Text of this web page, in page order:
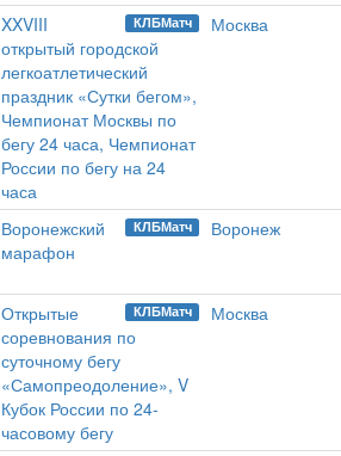
КЛБМатч
XXVIII
открытый городской
легкоатлетический
праздник «Сутки бегом»,
Чемпионат Москвы по
бегу 24 часа, Чемпионат
России по бегу на 24
часа
Москва
КЛБМатч
Воронежский
марафон
Воронеж
КЛБМатч
Открытые
соревнования по
суточному бегу
«Самопреодоление», V
Кубок России по 24-
часовому бегу
Москва